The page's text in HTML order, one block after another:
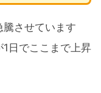
させています
日でここまで上昇